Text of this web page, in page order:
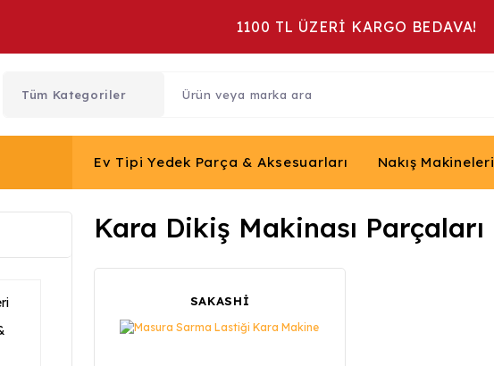
1100 TL ÜZERİ KARGO BEDAVA!
Ev Tipi Yedek Parça & Aksesuarları Nakış Makineleri
Kara Dikiş Makinası Parçaları
SAKASHİ